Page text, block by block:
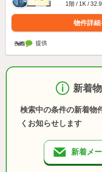
1階 / 1K /
物件詳細
提供
新着
検索中の条件の新着物
くお知らせします
新着メ